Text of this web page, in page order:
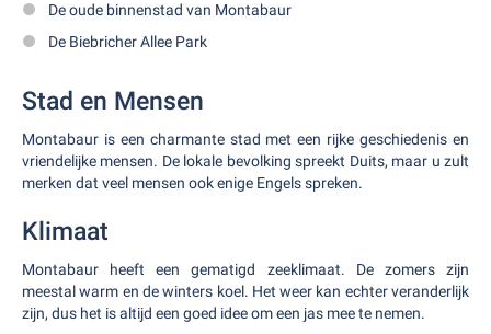
De oude binnenstad van Montabaur
De Biebricher Allee Park
Stad en Mensen
Montabaur is een charmante stad met een rijke geschiedenis en
vriendelijke mensen. De lokale bevolking spreekt Duits, maar u zult
merken dat veel mensen ook enige Engels spreken.
Klimaat
Montabaur heeft een gematigd zeeklimaat. De zomers zijn
meestal warm en de winters koel. Het weer kan echter veranderlijk
zijn, dus het is altijd een goed idee om een jas mee te nemen.